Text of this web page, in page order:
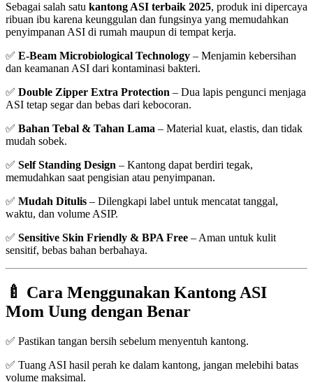
Sebagai salah satu kantong ASI terbaik 2025, produk ini dipercaya
ribuan ibu karena keunggulan dan fungsinya yang memudahkan
penyimpanan ASI di rumah maupun di tempat kerja.
✅ E-Beam Microbiological Technology – Menjamin kebersihan
dan keamanan ASI dari kontaminasi bakteri.
✅ Double Zipper Extra Protection – Dua lapis pengunci menjaga
ASI tetap segar dan bebas dari kebocoran.
✅ Bahan Tebal & Tahan Lama – Material kuat, elastis, dan tidak
mudah sobek.
✅ Self Standing Design – Kantong dapat berdiri tegak,
memudahkan saat pengisian atau penyimpanan.
✅ Mudah Ditulis – Dilengkapi label untuk mencatat tanggal,
waktu, dan volume ASIP.
✅ Sensitive Skin Friendly & BPA Free – Aman untuk kulit
sensitif, bebas bahan berbahaya.
🍼 Cara Menggunakan Kantong ASI
Mom Uung dengan Benar
✅ Pastikan tangan bersih sebelum menyentuh kantong.
✅ Tuang ASI hasil perah ke dalam kantong, jangan melebihi batas
volume maksimal.